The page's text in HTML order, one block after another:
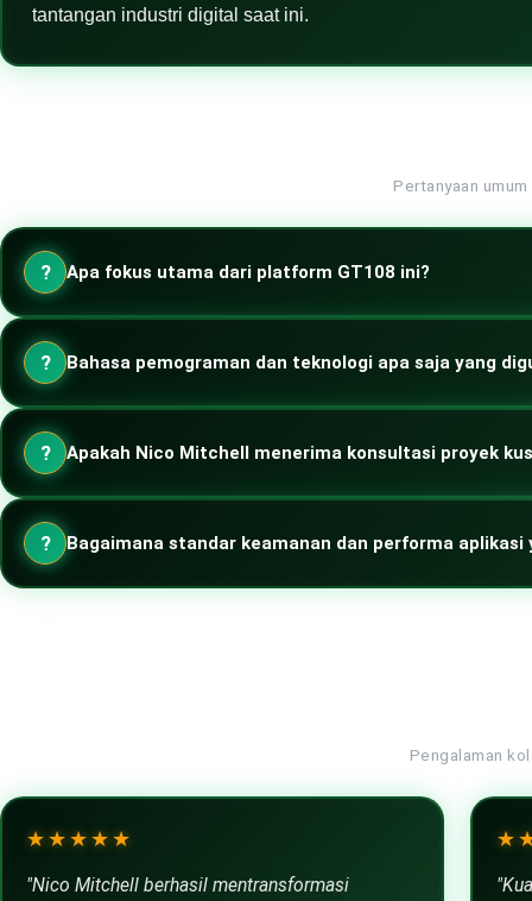
tantangan industri digital saat ini.
Pertanyaan
? Apa fokus utama dari platform GT108 ini?
inovasi teknologi modern.
? Bahasa pemograman dan teknologi apa saja yang
microservices, hingga integrasi database relasional dan NoSQL.
? Apakah Nico Mitchell menerima konsultasi proyek
aplikasi digital Anda.
? Bagaimana standar keamanan dan performa aplikasi
Pengalaman
★★★★★
"Nico Mitchell berhasil mentransformasi